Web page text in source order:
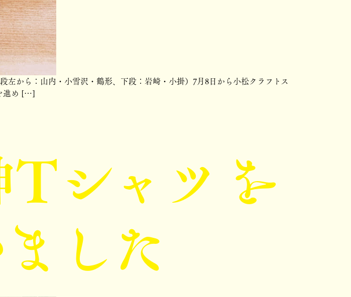
左から：山内・小雪沢・鶴形、下段：岩崎・小掛）7月8日から小松クラフトス
進め […]
シャツを
した